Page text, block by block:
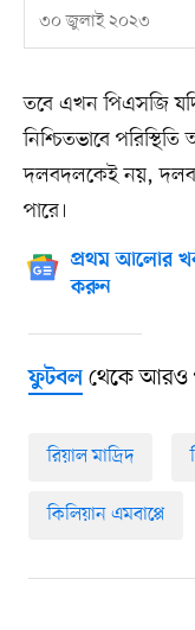
৩০ জুলাই ২০২৩
তবে এখন পিএসজি
নিশ্চিতভাবে
দলবদলকেই নয়,
পারে।
প্রথম আলোর
করুন
ফুটবলথেকে আরও
রিয়াল মাদ্রিদ
কিলিয়ান এমবাপ্পে